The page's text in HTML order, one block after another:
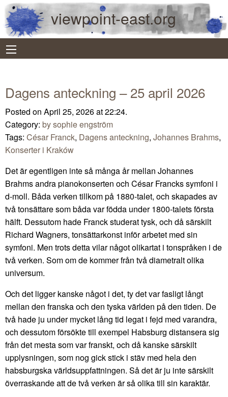
viewpoint-east.org
Dagens anteckning – 25 april 2026
Posted on April 25, 2026 at 22:24.
Category: by sophie engström
Tags: César Franck, Dagens anteckning, Johannes Brahms,
Konserter i Kraków
Det är egentligen inte så många år mellan Johannes
Brahms andra pianokonserten och César Francks symfoni i
d-moll. Båda verken tillkom på 1880-talet, och skapades av
två tonsättare som båda var födda under 1800-talets första
hälft. Dessutom hade Franck studerat tysk, och då särskilt
Richard Wagners, tonsättarkonst inför arbetet med sin
symfoni. Men trots detta vilar något olikartat i tonspråken i de
två verken. Som om de kommer från två diametralt olika
universum.
Och det ligger kanske något i det, ty det var fasligt långt
mellan den franska och den tyska världen på den tiden. De
två hade ju under mycket lång tid legat i fejd med varandra,
och dessutom försökte till exempel Habsburg distansera sig
från det mesta som var franskt, och då kanske särskilt
upplysningen, som nog gick stick i stäv med hela den
habsburgska världsuppfattningen. Så det är ju inte särskilt
överraskande att de två verken är så olika till sin karaktär.